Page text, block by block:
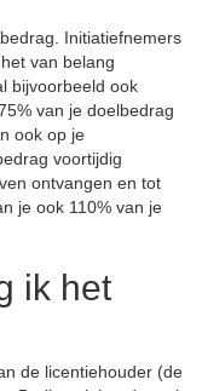
Initiatiefnemers
van belang
bijvoorbeeld ook
van je doelbedrag
ook op je
voortijdig
ontvangen en tot
je ook 110% van je
ik het
de licentiehouder (de